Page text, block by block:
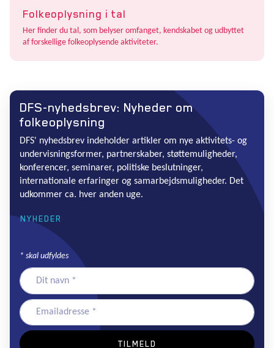
Folkeoplysning i tal
Her finder du tal, som belyser omfanget, kendskabet og udbyttet
af forskellige folkeoplysende aktiviteter.
DFS-nyhedsbrev: Nyheder om
folkeoplysning
DFS' nyhedsbrev indeholder artikler om nye aktivitets- og
undervisningsformer, partnerskaber, støttemuligheder,
konferencer, seminarer, politiske beslutninger,
internationale erfaringer og samarbejdsmuligheder. Det
udkommer ca. hver anden uge.
NYHEDER
* skal udfyldes